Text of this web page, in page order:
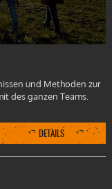
und Methoden zur
des ganzen Teams.
DETAILS